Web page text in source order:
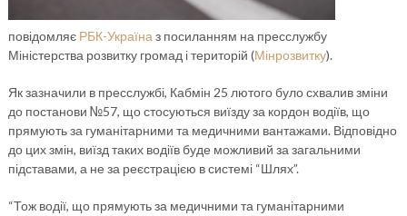
повідомляє РБК-Україна з посиланням на пресслужбу
Міністерства розвитку громад і територій (Мінрозвитку).
Як зазначили в пресслужбі, Кабмін 25 лютого було схвалив зміни
до постанови №57, що стосуються виїзду за кордон водіїв, що
прямують за гуманітарними та медичними вантажами. Відповідно
до цих змін, виїзд таких водіїв буде можливий за загальними
підставами, а не за реєстрацією в системі “Шлях”.
“Тож водії, що прямують за медичними та гуманітарними